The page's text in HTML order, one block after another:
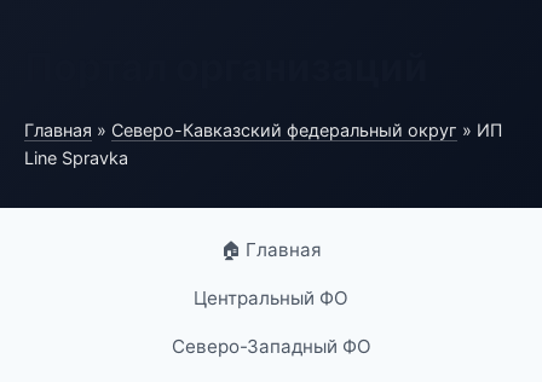
Главная » Северо-Кавказский федеральный округ » ИП
Line Spravka
🏠 Главная
Центральный ФО
Северо-Западный ФО